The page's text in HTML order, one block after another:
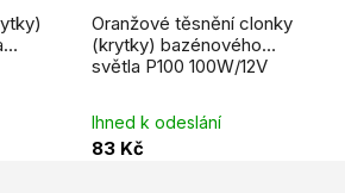
Oranžové těsnění clonky
(krytky) bazénového
světla P100 100W/12V
Ihned k odeslání
83 Kč